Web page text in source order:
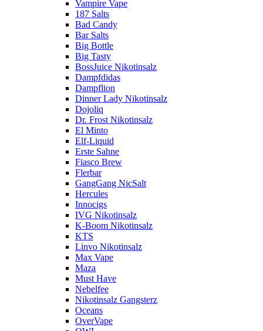
Vampire Vape
187 Salts
Bad Candy
Bar Salts
Big Bottle
Big Tasty
BossJuice Nikotinsalz
Dampfdidas
Dampflion
Dinner Lady Nikotinsalz
Dojoliq
Dr. Frost Nikotinsalz
El Minto
Elf-Liquid
Erste Sahne
Fiasco Brew
Flerbar
GangGang NicSalt
Hercules
Innocigs
IVG Nikotinsalz
K-Boom Nikotinsalz
KTS
Linvo Nikotinsalz
Max Vape
Maza
Must Have
Nebelfee
Nikotinsalz Gangsterz
Oceans
OverVape